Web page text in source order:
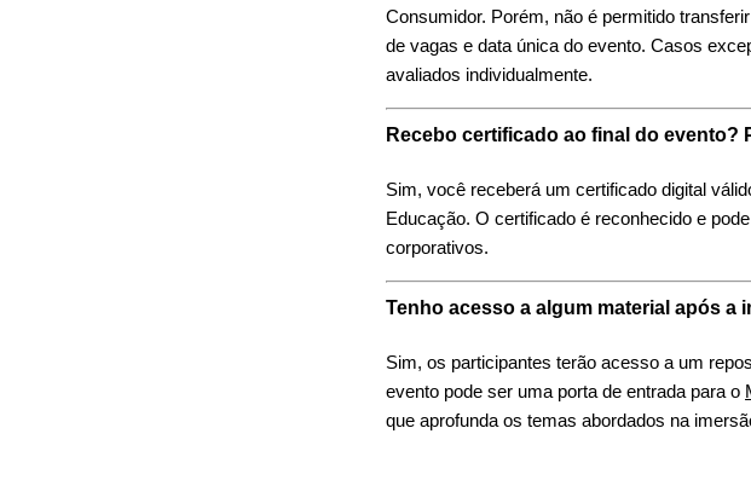
Consumidor. Porém, não é permitido
de vagas e data única do evento. Casos
avaliados individualmente.
Recebo certificado ao final do
Sim, você receberá um certificado digital
Educação. O certificado é reconhecido e
corporativos.
Tenho acesso a algum material após
Sim, os participantes terão acesso a um
evento pode ser uma porta de entrada para o
que aprofunda os temas abordados na